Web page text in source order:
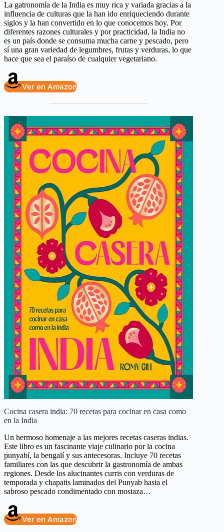
La gatronomía de la India es muy rica y variada gracias a la
influencia de culturas que la han ido enriqueciendo durante
siglos y la han convertido en lo que conocemos hoy. Por
diferentes razones culturales y por practicidad, la India no
es un país donde se consuma mucha carne y pescado, pero
sí una gran variedad de legumbres, frutas y verduras, lo que
hace que sea el paraíso de cualquier vegetariano.
Ver en Amazon
Cocina casera india: 70 recetas para cocinar en casa como
en la India
Un hermoso homenaje a las mejores recetas caseras indias.
Este libro es un fascinante viaje culinario por la cocina
punyabí, la bengalí y sus antecesoras. Incluye 70 recetas
familiares con las que descubrir la gastronomía de ambas
regiones. Desde los alucinantes curris con verduras de
temporada y chapatis laminados del Punyab hasta el
sabroso pescado condimentado con mostaza…
Ver en Amazon